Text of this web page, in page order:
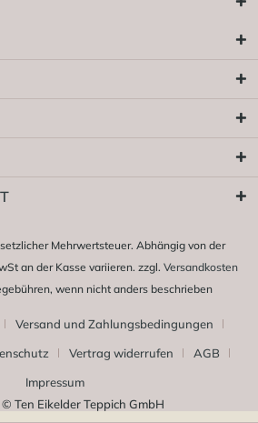
Mehrwertsteuer. Abhängig von der
an der Kasse variieren. zzgl. Versandkosten
wenn nicht anders beschrieben
Versand und Zahlungsbedingungen
Vertrag widerrufen
AGB
Impressum
Ten Eikelder Teppich GmbH